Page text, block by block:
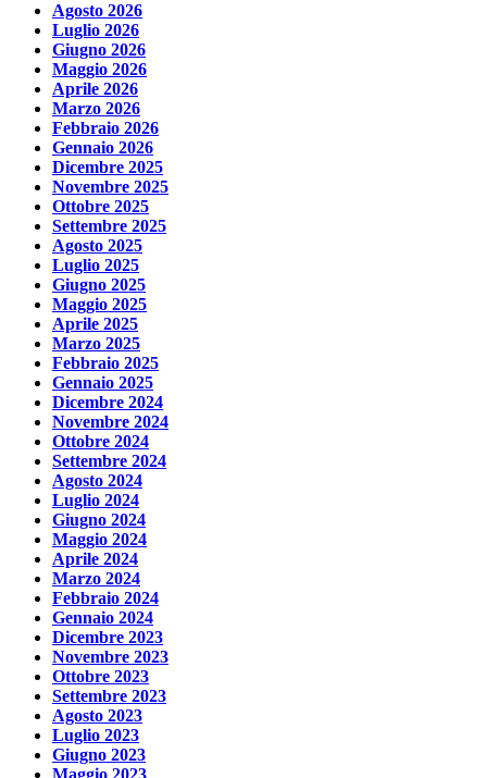
Agosto 2026
Luglio 2026
Giugno 2026
Maggio 2026
Aprile 2026
Marzo 2026
Febbraio 2026
Gennaio 2026
Dicembre 2025
Novembre 2025
Ottobre 2025
Settembre 2025
Agosto 2025
Luglio 2025
Giugno 2025
Maggio 2025
Aprile 2025
Marzo 2025
Febbraio 2025
Gennaio 2025
Dicembre 2024
Novembre 2024
Ottobre 2024
Settembre 2024
Agosto 2024
Luglio 2024
Giugno 2024
Maggio 2024
Aprile 2024
Marzo 2024
Febbraio 2024
Gennaio 2024
Dicembre 2023
Novembre 2023
Ottobre 2023
Settembre 2023
Agosto 2023
Luglio 2023
Giugno 2023